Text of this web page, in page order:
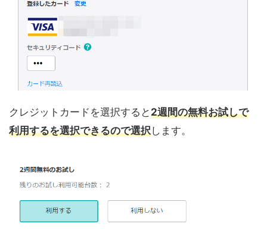
クレジットカードを選択すると2週間の無料お試しで
利用するを選択できるので選択します。